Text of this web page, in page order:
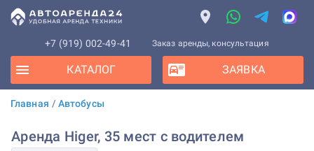
+7 (919) 002-49-41 Заказ аренды, консультация
КАТАЛОГ ЗАЯВКА
Главная / Автобусы
Аренда Higer, 35 мест с водителем